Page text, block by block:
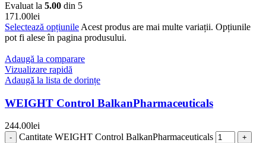
Evaluat la 5.00 din 5
171.00lei
Selectează opțiunile Acest produs are mai multe variații. Opțiunile
pot fi alese în pagina produsului.
Adaugă la comparare
Vizualizare rapidă
Adaugă la lista de dorințe
WEIGHT Control BalkanPharmaceuticals
244.00lei
Cantitate WEIGHT Control BalkanPharmaceuticals